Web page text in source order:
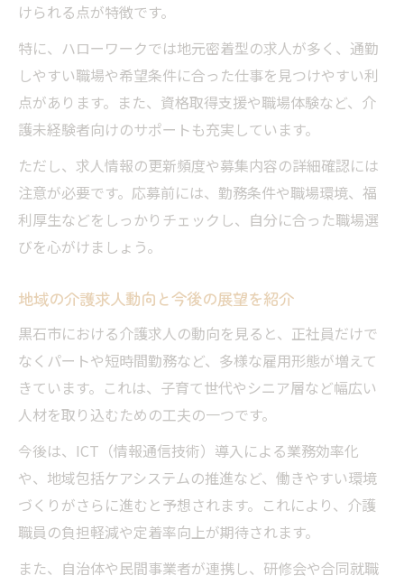
けられる点が特徴です。
特に、ハローワークでは地元密着型の求人が多く、通勤
しやすい職場や希望条件に合った仕事を見つけやすい利
点があります。また、資格取得支援や職場体験など、介
護未経験者向けのサポートも充実しています。
ただし、求人情報の更新頻度や募集内容の詳細確認には
注意が必要です。応募前には、勤務条件や職場環境、福
利厚生などをしっかりチェックし、自分に合った職場選
びを心がけましょう。
地域の介護求人動向と今後の展望を紹介
黒石市における介護求人の動向を見ると、正社員だけで
なくパートや短時間勤務など、多様な雇用形態が増えて
きています。これは、子育て世代やシニア層など幅広い
人材を取り込むための工夫の一つです。
今後は、ICT（情報通信技術）導入による業務効率化
や、地域包括ケアシステムの推進など、働きやすい環境
づくりがさらに進むと予想されます。これにより、介護
職員の負担軽減や定着率向上が期待されます。
また、自治体や民間事業者が連携し、研修会や合同就職